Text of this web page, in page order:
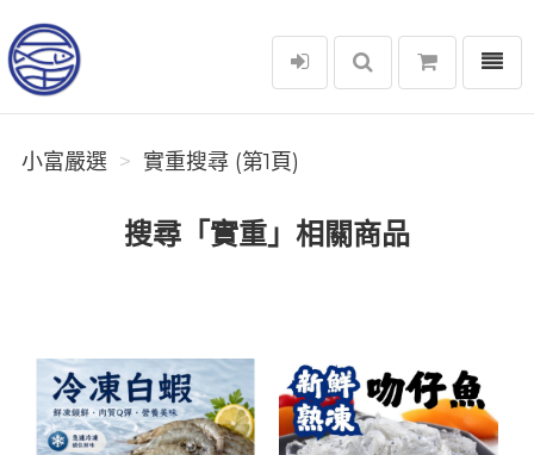
小富嚴選
選單
小富嚴選 實重搜尋 (第1頁)
搜尋「實重」相關商品